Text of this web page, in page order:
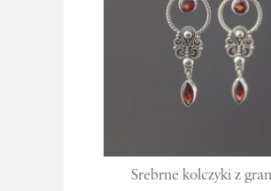
Srebrne kolczyki z